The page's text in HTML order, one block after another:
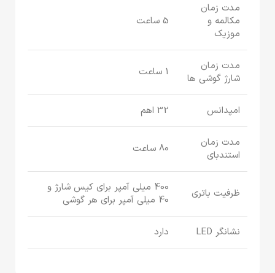
مدت زمان
مکالمه و
موزیک
5 ساعت
مدت زمان
شارژ گوشی ها
1 ساعت
امپدانس 32 اهم
مدت زمان
استندبای
80 ساعت
ظرفیت باتری
400 میلی آمپر برای کیس شارژ و
40 میلی آمپر برای هر گوشی
نشانگر LED دارد